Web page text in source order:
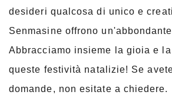
desideri qualcosa di unico e
Senmasine offrono
Abbracciamo insieme la gioia e
queste festività natalizie! Se
domande, non esitate a chiedere.